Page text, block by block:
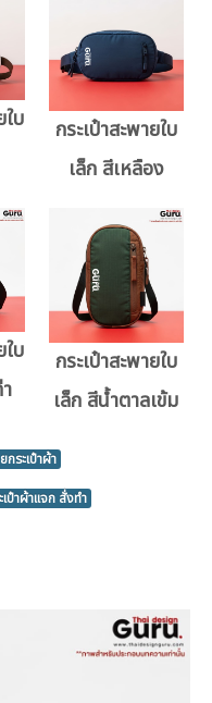
บ
กระเป๋าสะพายใบ
เล็ก สีเหลือง
บ
กระเป๋าสะพายใบ
เล็ก สีน้ำตาลเข้ม
ระเป๋าผ้า
เป๋าผ้าแจก สั่งทำ